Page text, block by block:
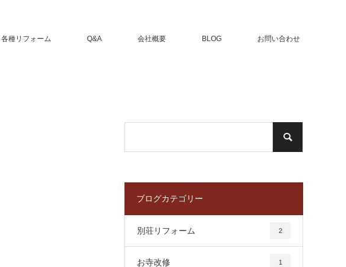
各種リフォーム Q&A 会社概要 BLOG お問い合わせ
ブログカテゴリー
別荘リフォーム 2
お寺改修 1